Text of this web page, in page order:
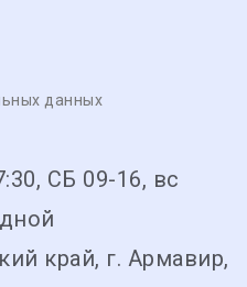
данных
СБ 09-16, вс
край, г. Армавир,